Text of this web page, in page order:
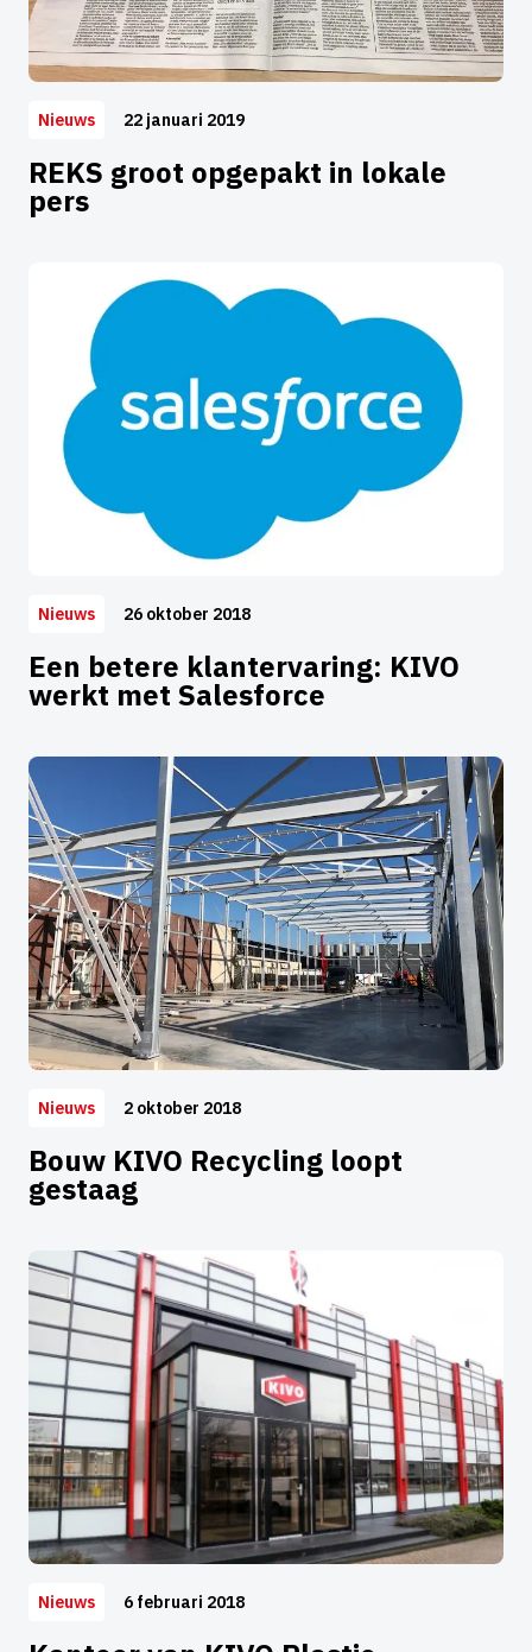
Nieuws 22 januari 2019
REKS groot opgepakt in lokale
pers
Nieuws 26 oktober 2018
Een betere klantervaring: KIVO
werkt met Salesforce
Nieuws 2 oktober 2018
Bouw KIVO Recycling loopt
gestaag
Nieuws 6 februari 2018